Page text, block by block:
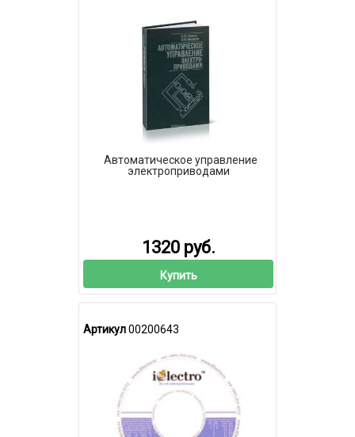
Автоматическое управление
электроприводами
1320 руб.
Купить
Артикул00200643